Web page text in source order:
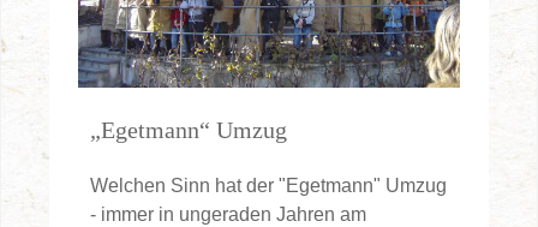
„Egetmann“ Umzug
Welchen Sinn hat der "Egetmann" Umzug
- immer in ungeraden Jahren am